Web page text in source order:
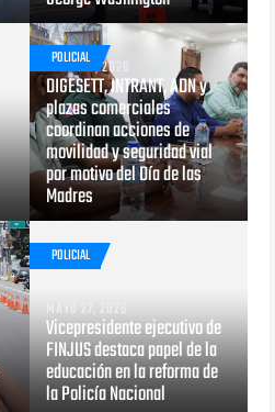
POLICIAL
MAYO 29, 2026
DIGESETT, INTRANT, ADN y
plazas comerciales
coordinan acciones de
movilidad y seguridad vial
por motivo del Día de las
Madres
POLICIAL
MAYO 27, 2026
Vicepresidente ejecutivo de
FINJUS destaca papel de la
educación en la reforma de
la Policía Nacional